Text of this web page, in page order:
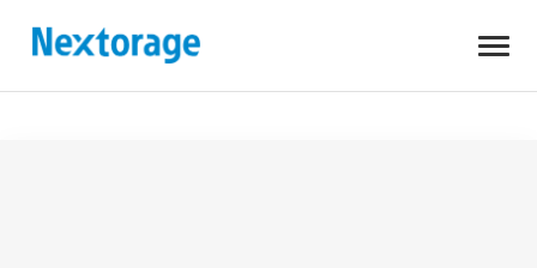
く